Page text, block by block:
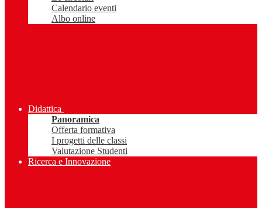
Calendario eventi
Albo online
Didattica
Panoramica
Offerta formativa
I progetti delle classi
Valutazione Studenti
Ricerca e Innovazione